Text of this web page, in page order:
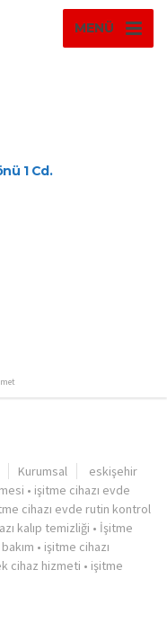
MENÜ
1 Cd.
Kurumsal
eskişehir
• işitme cihazı evde
cihazı evde rutin kontrol
kalıp temizliği • İşitme
• işitme cihazı
cihaz hizmeti • işitme